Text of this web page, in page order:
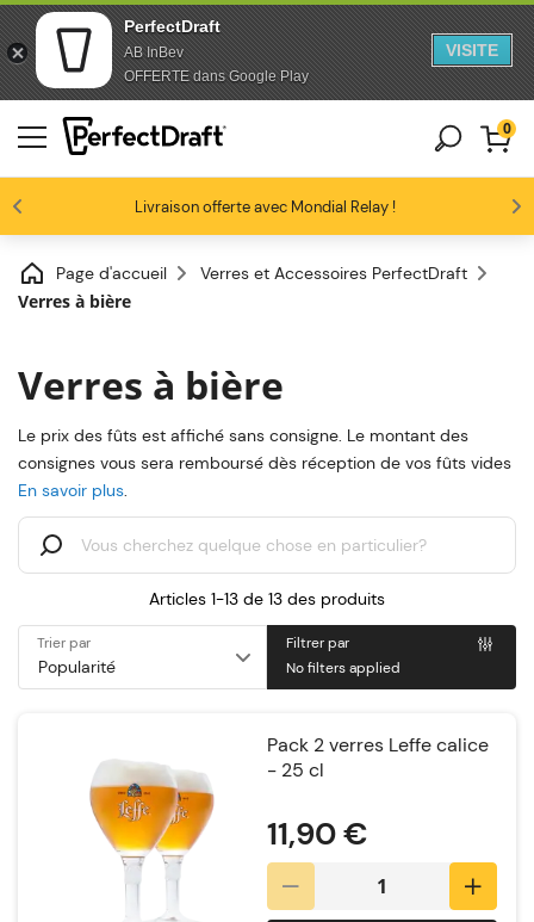
PerfectDraft
AB InBev
OFFERTE dans Google Play
VISITE
Passer au contenu
Passer en bas de page
Livraison offerte avec Mondial Relay !
Profitez de -10% dès 3 fûts unitaires
Les amateurs de bière nous adorent
0
Page d'accueil Verres et Accessoires PerfectDraft
Verres à bière
Verres à bière
Le prix des fûts est affiché sans consigne. Le montant des
consignes vous sera remboursé dès réception de vos fûts vides
En savoir plus.
Articles 1-13 de 13 des produits
Trier par
Filtrer par
No filters applied
Pack 2 verres Leffe calice
- 25 cl
11,90 €